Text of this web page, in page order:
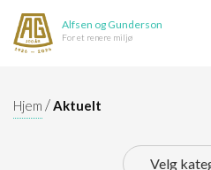
Alfsen og Gunderson
For et renere miljø
Hjem /Aktuelt
Velg